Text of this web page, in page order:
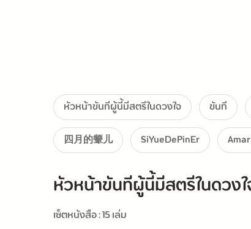
หัวหน้าขันทีผู้นี้มีสตรีในดวงใจ ขันที
四月的颦儿
SiYueDePinEr
หัวหน้าขันทีผู้นี้มีสตรีในดวง
เซ็ตหนังสือ : 15 เล่ม